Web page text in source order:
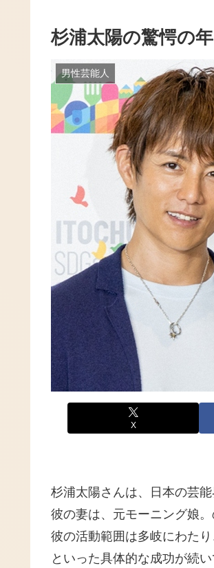
杉浦太陽の驚愕の
男性芸能人
X
杉浦太陽さんは、日本の芸
彼の妻は、元モーニング娘
彼の活動範囲は多岐にわた
といった具体的な成功が続